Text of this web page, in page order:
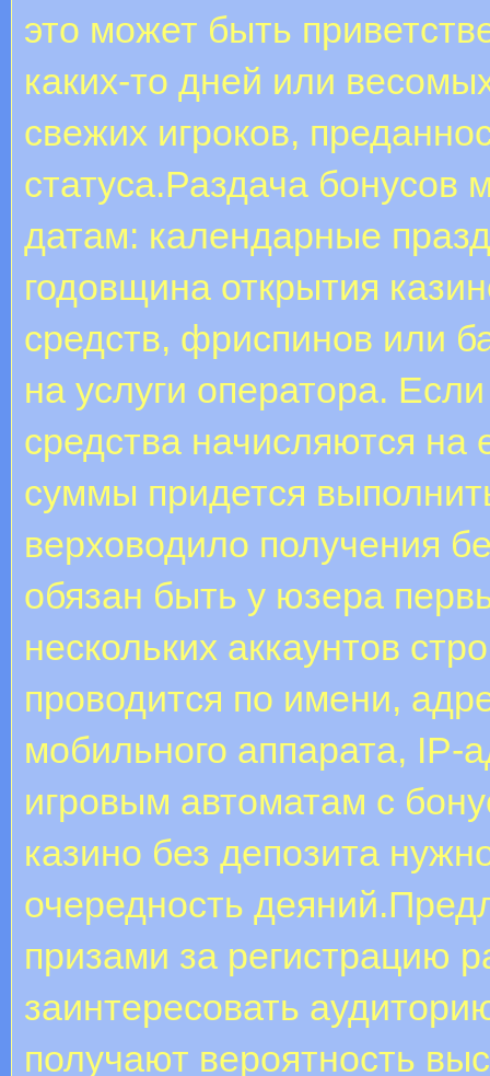
это может быть
каких-то дней или
свежих игроков,
статуса.Раздача
датам: календарные
годовщина открытия
средств, фриспинов или
на услуги оператора.
средства начисляются на
суммы придется
верховодило получения
обязан быть у юзера
нескольких аккаунтов
проводится по имени,
мобильного аппарата, IP-
игровым автоматам с
казино без депозита
очередность
призами за регистрацию
заинтересовать
получают вероятность